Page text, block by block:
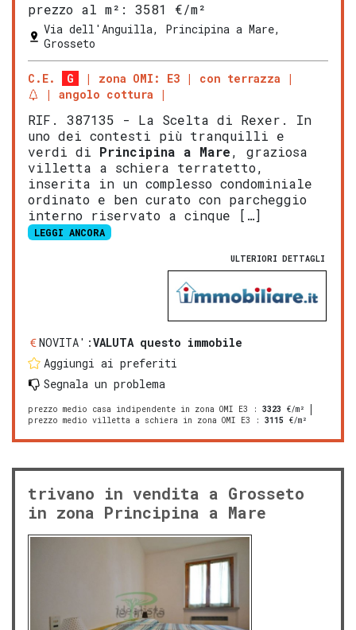
prezzo al m²:
3581 €/m²
Via dell'Anguilla, Principina a Mare,
Grosseto
C.E. G zona OMI: E3
con terrazza
angolo cottura
RIF. 387135 - La Scelta di Rexer. In
uno dei contesti più tranquilli e
verdi di Principina a Mare, graziosa
villetta a schiera terratetto,
inserita in un complesso condominiale
ordinato e ben curato con parcheggio
interno riservato a cinque […]
LEGGI ANCORA
ULTERIORI DETTAGLI
NOVITA':VALUTA questo immobile
Aggiungi ai preferiti
Segnala un problema
prezzo medio casa indipendente in zona OMI E3 : 3323 €/m²
prezzo medio villetta a schiera in zona OMI E3 : 3115 €/m²
trivano in vendita a Grosseto
in zona Principina a Mare